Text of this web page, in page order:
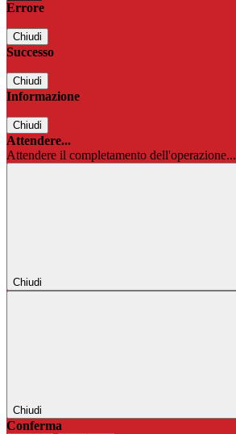
Errore
Chiudi
Successo
Chiudi
Informazione
Chiudi
Attendere...
Attendere il completamento dell'operazione...
Chiudi
Chiudi
Conferma